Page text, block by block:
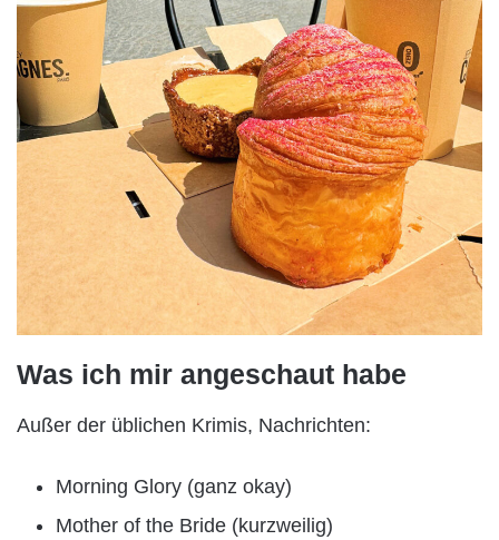
Was ich mir angeschaut habe
Außer der üblichen Krimis, Nachrichten:
Morning Glory (ganz okay)
Mother of the Bride (kurzweilig)